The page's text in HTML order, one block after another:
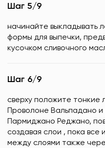
Шаг 5/9
начинайте выкладывать
формы для выпечки,
кусочком сливочного
Шаг 6/9
сверху положите
Проволоне Вальпадано и
Пармиджано Реджано,
создавая слои , пока все
между слоями также